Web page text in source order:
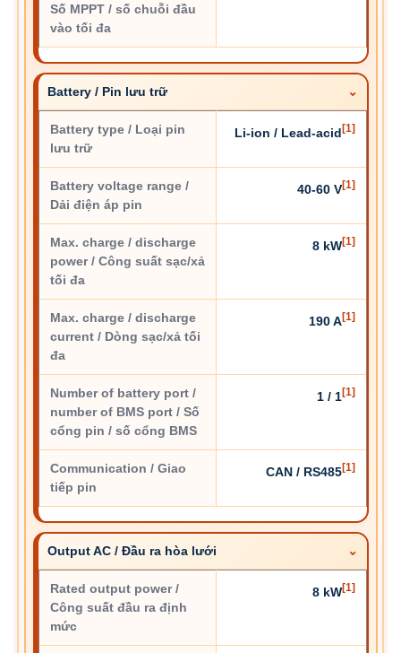
Số MPPT / số chuỗi đầu
vào tối đa
Battery / Pin lưu trữ
Battery type / Loại pin
lưu trữ
Li-ion / Lead-acid [1]
Battery voltage range /
Dải điện áp pin
40-60 V[1]
Max. charge / discharge
power / Công suất sạc/xả
tối đa
8 kW[1]
Max. charge / discharge
current / Dòng sạc/xả tối
đa
190 A[1]
Number of battery port /
number of BMS port / Số
cổng pin / số cổng BMS
1 / 1[1]
Communication / Giao
tiếp pin
CAN / RS485[1]
Output AC / Đầu ra hòa lưới
Rated output power /
Công suất đầu ra định
mức
8 kW[1]